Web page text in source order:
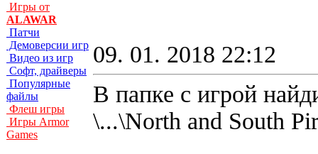
Игры от
ALAWAR
Патчи
Демоверсии игр
Видео из игр
Софт, драйверы
Популярные
файлы
Флеш игры
Игры Armor
Games
09. 01. 2018 22:12
В папке с игрой
\...\North and South